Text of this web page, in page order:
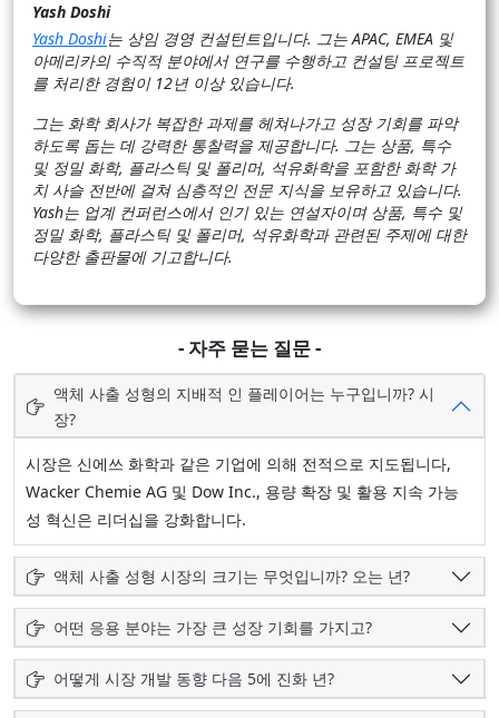
Yash Doshi
Yash Doshi는 상임 경영 컨설턴트입니다. 그는 APAC, EMEA 및
아메리카의 수직적 분야에서 연구를 수행하고 컨설팅 프로젝트
를 처리한 경험이 12년 이상 있습니다.
그는 화학 회사가 복잡한 과제를 헤쳐나가고 성장 기회를 파악
하도록 돕는 데 강력한 통찰력을 제공합니다. 그는 상품, 특수
및 정밀 화학, 플라스틱 및 폴리머, 석유화학을 포함한 화학 가
치 사슬 전반에 걸쳐 심층적인 전문 지식을 보유하고 있습니다.
Yash는 업계 컨퍼런스에서 인기 있는 연설자이며 상품, 특수 및
정밀 화학, 플라스틱 및 폴리머, 석유화학과 관련된 주제에 대한
다양한 출판물에 기고합니다.
- 자주 묻는 질문 -
액체 사출 성형의 지배적 인 플레이어는 누구입니까? 시
장?
시장은 신에쓰 화학과 같은 기업에 의해 전적으로 지도됩니다,
Wacker Chemie AG 및 Dow Inc., 용량 확장 및 활용 지속 가능
성 혁신은 리더십을 강화합니다.
액체 사출 성형 시장의 크기는 무엇입니까? 오는 년?
어떤 응용 분야는 가장 큰 성장 기회를 가지고?
어떻게 시장 개발 동향 다음 5에 진화 년?